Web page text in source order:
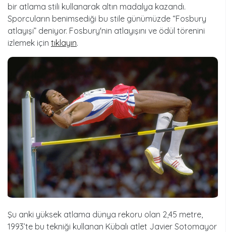
bir atlama stili kullanarak altın madalya kazandı.
Sporcuların benimsediği bu stile günümüzde “Fosbury
atlayışı” deniyor. Fosbury'nin atlayışını ve ödül törenini
izlemek için tıklayın.
Şu anki yüksek atlama dünya rekoru olan 2,45 metre,
1993’te bu tekniği kullanan Kübalı atlet Javier Sotomayor